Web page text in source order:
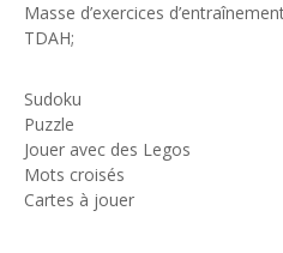
Masse d’exercices
TDAH;
Sudoku
Puzzle
Jouer avec des Legos
Mots croisés
Cartes à jouer